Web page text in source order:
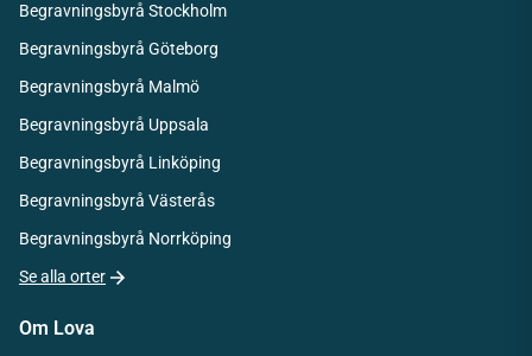
Begravningsbyrå Stockholm
Begravningsbyrå Göteborg
Begravningsbyrå Malmö
Begravningsbyrå Uppsala
Begravningsbyrå Linköping
Begravningsbyrå Västerås
Begravningsbyrå Norrköping
Se alla orter
Om Lova